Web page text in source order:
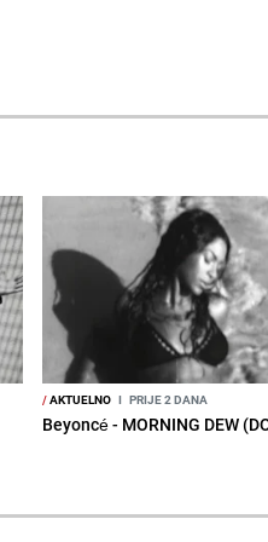
/AKTUELNO I PRIJE 2 DANA
Beyoncé - MORNING DEW